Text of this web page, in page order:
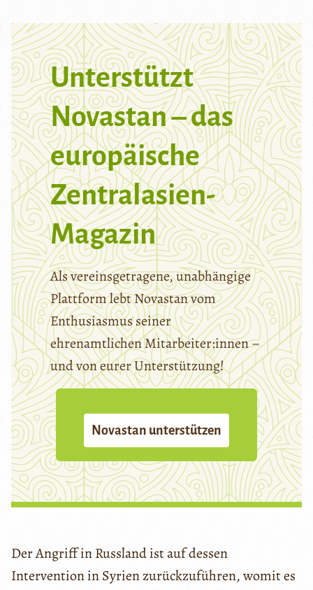
Unterstützt
Novastan – das
europäische
Zentralasien-
Magazin
Als vereinsgetragene, unabhängige
Plattform lebt Novastan vom
Enthusiasmus seiner
ehrenamtlichen Mitarbeiter:innen –
und von eurer Unterstützung!
Novastan unterstützen
Der Angriff in Russland ist auf dessen
Intervention in Syrien zurückzuführen, womit es